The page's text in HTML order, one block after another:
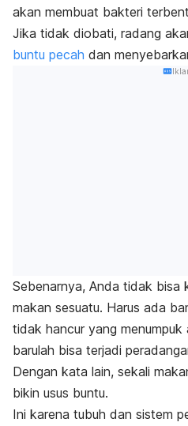
akan membuat bakteri
Jika tidak diobati, radang
buntu pecah dan
Sebenarnya, Anda tidak bisa
makan sesuatu. Harus ada
tidak hancur yang menumpuk
barulah bisa terjadi
Dengan kata lain, sekali
bikin usus buntu.
Ini karena tubuh dan sistem